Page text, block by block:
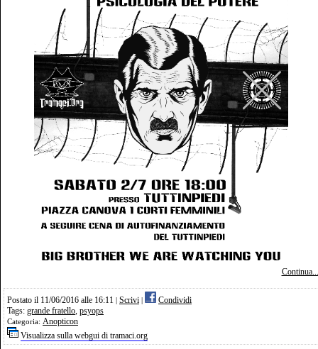
Continua...
Postato il 11/06/2016 alle 16:11 Scrivi
Condividi
Tags: grande fratello, psyops
Categoria: Anopticon
Visualizza sulla webgui di tramaci.org